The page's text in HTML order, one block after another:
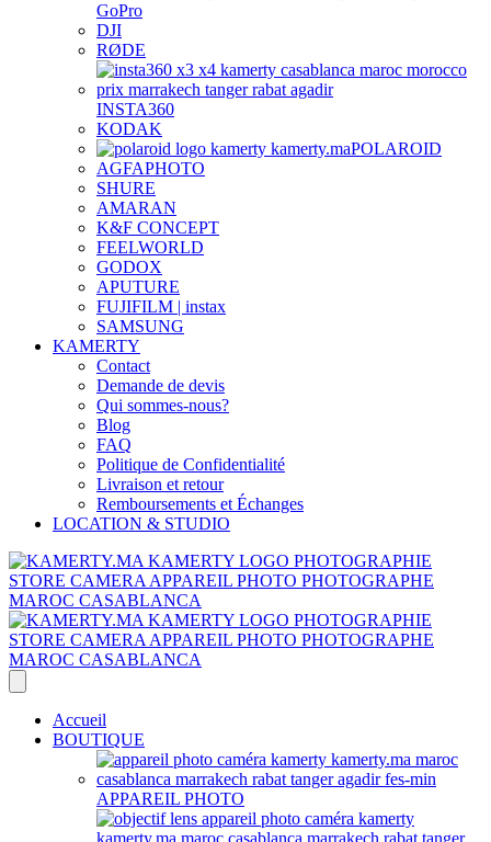
GoPro
DJI
RØDE
INSTA360
KODAK
POLAROID
AGFAPHOTO
SHURE
AMARAN
K&F CONCEPT
FEELWORLD
GODOX
APUTURE
FUJIFILM | instax
SAMSUNG
KAMERTY
Contact
Demande de devis
Qui sommes-nous?
Blog
FAQ
Politique de Confidentialité
Livraison et retour
Remboursements et Échanges
LOCATION & STUDIO
Accueil
BOUTIQUE
APPAREIL PHOTO